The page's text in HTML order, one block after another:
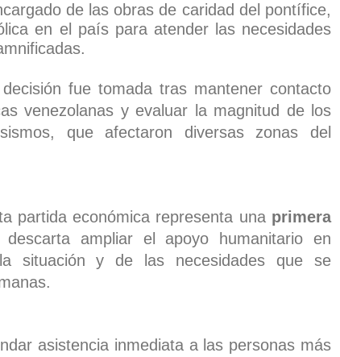
de las obras de caridad del pontífice,
en el país para atender las necesidades
fue tomada tras mantener contacto
venezolanas y evaluar la magnitud de los
que afectaron diversas zonas del
partida económica representa una primera
ampliar el apoyo humanitario en
situación y de las necesidades que se
asistencia inmediata a las personas más